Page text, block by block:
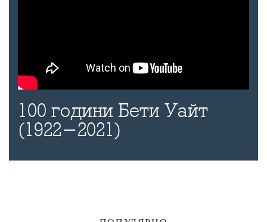
100 години Бети Уайт
(1922-2021)